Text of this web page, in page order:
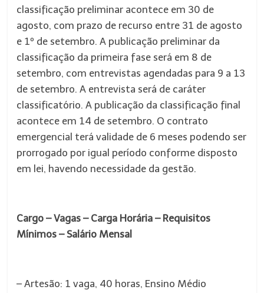
classificação preliminar acontece em 30 de
agosto, com prazo de recurso entre 31 de agosto
e 1º de setembro. A publicação preliminar da
classificação da primeira fase será em 8 de
setembro, com entrevistas agendadas para 9 a 13
de setembro. A entrevista será de caráter
classificatório. A publicação da classificação final
acontece em 14 de setembro. O contrato
emergencial terá validade de 6 meses podendo ser
prorrogado por igual período conforme disposto
em lei, havendo necessidade da gestão.
Cargo – Vagas – Carga Horária – Requisitos
Mínimos – Salário Mensal
– Artesão: 1 vaga, 40 horas, Ensino Médio